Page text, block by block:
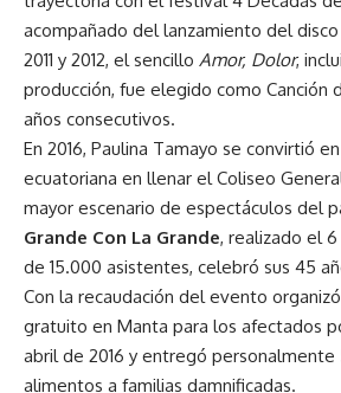
acompañado del lanzamiento del
2011 y 2012, el sencillo Amor, Dolor,
producción, fue elegido como Canción
años consecutivos.
En 2016, Paulina Tamayo se convirtió
ecuatoriana en llenar el Coliseo
mayor escenario de espectáculos del
Grande Con La Grande, realizado el
de 15.000 asistentes, celebró sus 45
Con la recaudación del evento
gratuito en Manta para los afectados
abril de 2016 y entregó
alimentos a familias damnificadas.